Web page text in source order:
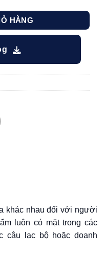
HÀNG
khác nhau đối với người
luôn có mặt trong các
câu lạc bộ hoặc doanh